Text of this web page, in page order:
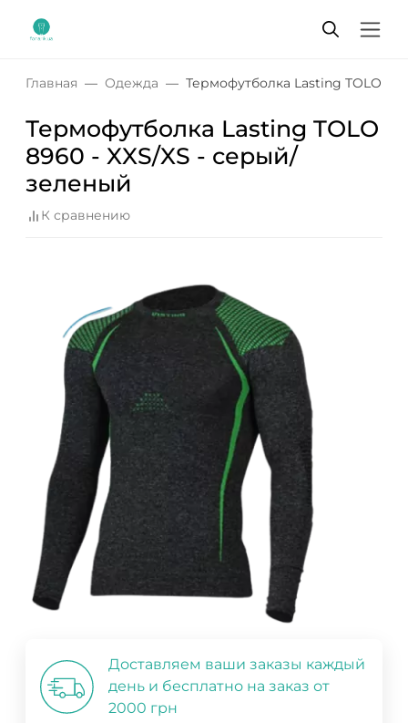
Главная Одежда Термофутболка Lasting TOLO
Термофутболка Lasting TOLO
8960 - XXS/XS - серый/
зеленый
К сравнению
Доставляем ваши заказы каждый
день и бесплатно на заказ от
2000 грн